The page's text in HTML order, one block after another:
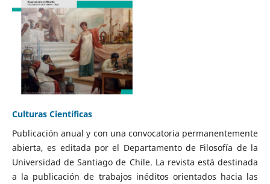
Culturas Científicas
Publicación anual y con una convocatoria permanentemente
abierta, es editada por el Departamento de Filosofía de la
Universidad de Santiago de Chile. La revista está destinada
a la publicación de trabajos inéditos orientados hacia las